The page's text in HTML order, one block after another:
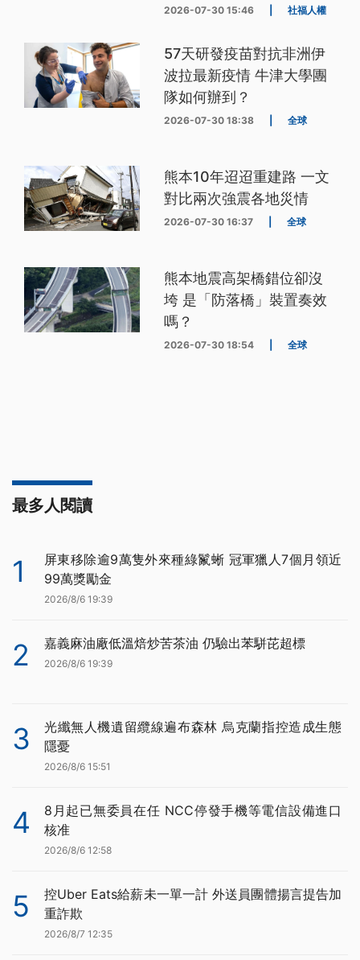
2026-07-30 15:46 社福人權
57天研發疫苗對抗非洲伊
波拉最新疫情 牛津大學團
隊如何辦到？
2026-07-30 18:38 全球
熊本10年迢迢重建路 一文
對比兩次強震各地災情
2026-07-30 16:37 全球
熊本地震高架橋錯位卻沒
垮 是「防落橋」裝置奏效
嗎？
2026-07-30 18:54 全球
最多人閱讀
1
屏東移除逾9萬隻外來種綠鬣蜥 冠軍獵人7個月領近
99萬獎勵金
2026/8/6 19:39
2 嘉義麻油廠低溫焙炒苦茶油 仍驗出苯駢芘超標
2026/8/6 19:39
3
光纖無人機遺留纜線遍布森林 烏克蘭指控造成生態
隱憂
2026/8/6 15:51
4
8月起已無委員在任 NCC停發手機等電信設備進口
核准
2026/8/6 12:58
5
控Uber Eats給薪未一單一計 外送員團體揚言提告加
重詐欺
2026/8/7 12:35